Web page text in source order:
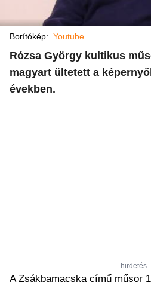
Borítókép: Youtube
Rózsa György kultikus
magyart ültetett a
években.
hirdetés
A Zsákbamacska című műsor